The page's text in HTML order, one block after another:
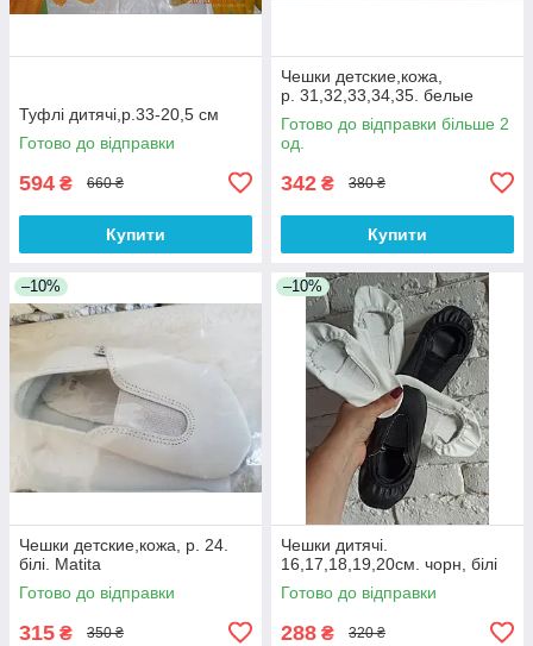
Туфлі дитячі,р.33-20,5 см
Готово до відправки
594 ₴ 660 ₴
Купити
Чешки детские,кожа,
р. 31,32,33,34,35. белые
Готово до відправки більше 2
од.
342 ₴ 380 ₴
Купити
–10%
Чешки детские,кожа, р. 24.
білі. Matita
Готово до відправки
315 ₴ 350 ₴
–10%
Чешки дитячі.
16,17,18,19,20см. чорн, білі
Готово до відправки
288 ₴ 320 ₴